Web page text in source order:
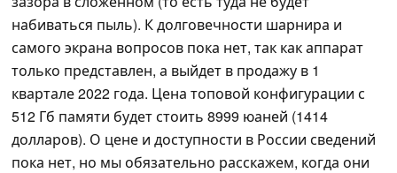
набиваться пыль). К долговечности шарнира и
самого экрана вопросов пока нет, так как аппарат
только представлен, а выйдет в продажу в 1
квартале 2022 года. Цена топовой конфигурации с
512 Гб памяти будет стоить 8999 юаней (1414
долларов). О цене и доступности в России сведений
пока нет, но мы обязательно расскажем, когда они